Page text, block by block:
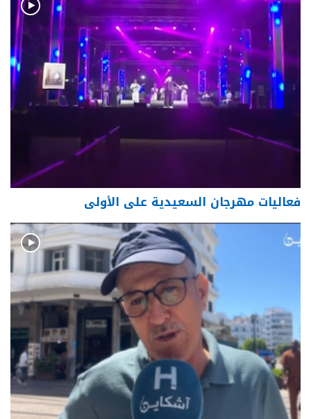
فعاليات مهرجان السعيدية على الأولى